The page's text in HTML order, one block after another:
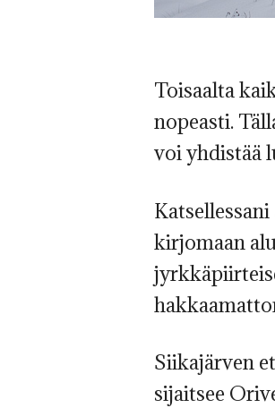
Toisaalta
nopeasti.
voi yhdistää
kirjomaan
Siikajärven
sijaitsee